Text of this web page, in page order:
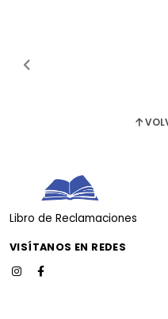
Libro de Reclamaciones
VISÍTANOS EN REDES